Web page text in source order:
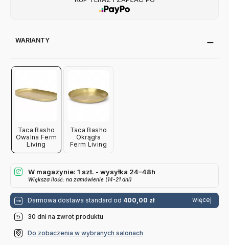
WARIANTY
Taca Basho
Owalna Ferm
Living
Taca Basho
Okrągła
Ferm Living
W magazynie: 1 szt. - wysyłka 24–48h
Większa ilość: na zamówienie (14-21 dni)
Darmowa dostawa standard od 400,00 zł więcej
30 dni na zwrot produktu
Do zobaczenia w wybranych salonach